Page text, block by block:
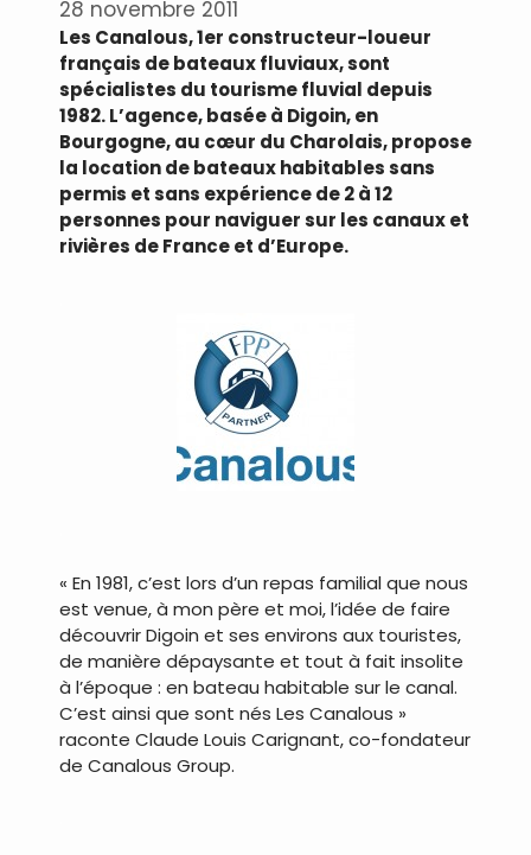
28 novembre 2011
Les Canalous, 1er constructeur-loueur
français de bateaux fluviaux, sont
spécialistes du tourisme fluvial depuis
1982. L’agence, basée à Digoin, en
Bourgogne, au cœur du Charolais, propose
la location de bateaux habitables sans
permis et sans expérience de 2 à 12
personnes pour naviguer sur les canaux et
rivières de France et d’Europe.
« En 1981, c’est lors d’un repas familial que nous
est venue, à mon père et moi, l’idée de faire
découvrir Digoin et ses environs aux touristes,
de manière dépaysante et tout à fait insolite
à l’époque : en bateau habitable sur le canal.
C’est ainsi que sont nés Les Canalous »
raconte Claude Louis Carignant, co-fondateur
de Canalous Group.